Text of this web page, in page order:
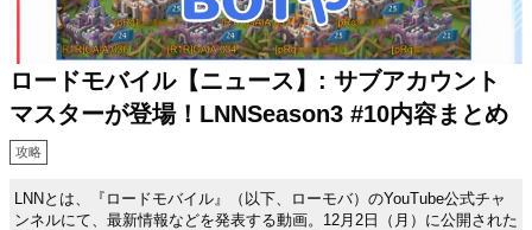
ロードモバイル【ニュース】: サブアカウント
マスターが登場！LNNSeason3 #10内容まとめ
攻略
LNNとは、『ロードモバイル』（以下、ローモバ）のYouTube公式チャ
ンネルにて、最新情報などを発表する動画。12月2日（月）に公開された